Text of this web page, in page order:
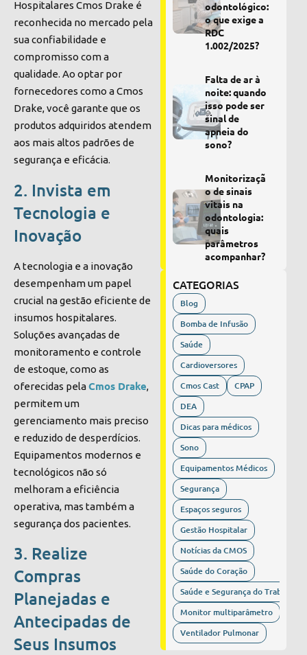
Hospitalares Cmos Drake é
reconhecida no mercado pela
sua confiabilidade e
compromisso com a
qualidade. Ao optar por
fornecedores como a Cmos
Drake, você garante que os
produtos adquiridos atendem
aos mais altos padrões de
segurança e eficácia.
2. Invista em
Tecnologia e
Inovação
A tecnologia e a inovação
desempenham um papel
crucial na gestão eficiente de
insumos hospitalares.
Soluções avançadas de
monitoramento e controle
de estoque, como as
oferecidas pelaCmos Drake,
permitem um
gerenciamento mais preciso
e reduzido de desperdícios.
Equipamentos modernos e
tecnológicos não só
melhoram a eficiência
operativa, mas também a
segurança dos pacientes.
3. Realize
Compras
Planejadas e
Antecipadas de
Seus Insumos
odontológico:
o que exige a
RDC
1.002/2025?
Falta de ar à
noite: quando
isso pode ser
sinal de
apneia do
sono?
Monitorizaçã
o de sinais
vitais na
odontologia:
quais
parâmetros
acompanhar?
CATEGORIAS
Blog
Bomba de Infusão
Saúde
Cardioversores
Cmos Cast
CPAP
DEA
Dicas para médicos
Sono
Equipamentos Médicos
Segurança
Espaços seguros
Gestão Hospitalar
Notícias da CMOS
Saúde do Coração
Saúde e Segurança do Trabalho
Monitor multiparâmetro
Ventilador Pulmonar